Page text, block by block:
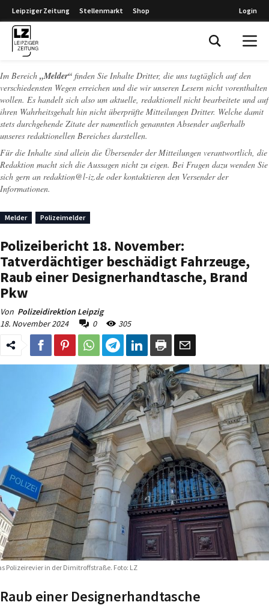
Leipziger Zeitung Stellenmarkt Shop Login
Im Bereich „Melder“ finden Sie Inhalte Dritter, die uns tagtäglich auf den
verschiedensten Wegen erreichen und die wir unseren Lesern nicht vorenthalten
wollen. Es handelt sich also um aktuelle, redaktionell nicht bearbeitete und auf
ihren Wahrheitsgehalt hin nicht überprüfte Mitteilungen Dritter. Welche damit
stets durchgehende Zitate der namentlich genannten Absender außerhalb
unseres redaktionellen Bereiches darstellen.
Für die Inhalte sind allein die Übersender der Mitteilungen verantwortlich, die
Redaktion macht sich die Aussagen nicht zu eigen. Bei Fragen dazu wenden Sie
sich gern an redaktion@l-iz.de oder kontaktieren den Versender der
Informationen.
Melder Polizeimelder
Polizeibericht 18. November:
Tatverdächtiger beschädigt Fahrzeuge,
Raub einer Designerhandtasche, Brand
Pkw
Von Polizeidirektion Leipzig
18. November 2024
0 305
Polizeirevier in der Dimitroffstraße. Foto: LZ
Raub einer Designerhandtasche